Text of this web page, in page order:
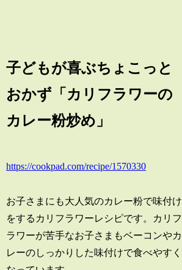
子どもが喜ぶちょこっと
おかず「カリフラワーの
カレー粉炒め」
https://cookpad.com/recipe/1570330
お子さまにも大人気のカレー粉で味付け
をするカリフラワーレシピです。カリフ
ラワーが苦手なお子さまもベーコンやカ
レーのしっかりした味付けで食べやすく